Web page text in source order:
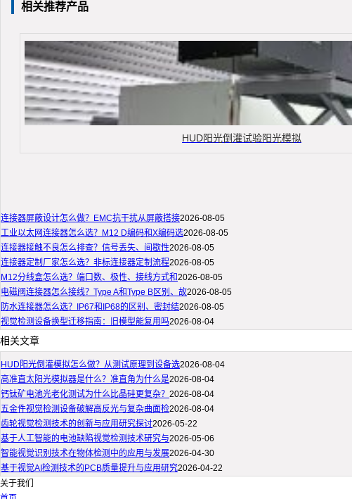
相关推荐产品
HUD阳光倒灌试验阳光模拟
连接器屏蔽设计怎么做？EMC抗干扰从屏蔽搭接2026-08-05
工业以太网连接器怎么选？M12 D编码和X编码选2026-08-05
连接器接触不良怎么排查？信号丢失、间歇性2026-08-05
连接器定制厂家怎么选？非标连接器定制流程2026-08-05
M12分线盒怎么选？端口数、极性、接线方式和2026-08-05
电磁阀连接器怎么接线？Type A和Type B区别、故2026-08-05
防水连接器怎么选？IP67和IP68的区别、密封结2026-08-05
视觉检测设备换型迁移指南：旧模型能复用吗2026-08-04
相关文章
HUD阳光倒灌模拟怎么做？从测试原理到设备选2026-08-04
高准直太阳光模拟器是什么？准直角为什么是2026-08-04
钙钛矿电池光老化测试为什么比晶硅更复杂？ 2026-08-04
五金件视觉检测设备破解高反光与复杂曲面检2026-08-04
齿轮视觉检测技术的创新与应用研究探讨2026-05-22
基于人工智能的电池缺陷视觉检测技术研究与2026-05-06
智能视觉识别技术在物体检测中的应用与发展2026-04-30
基于视觉AI检测技术的PCB质量提升与应用研究2026-04-22
关于我们